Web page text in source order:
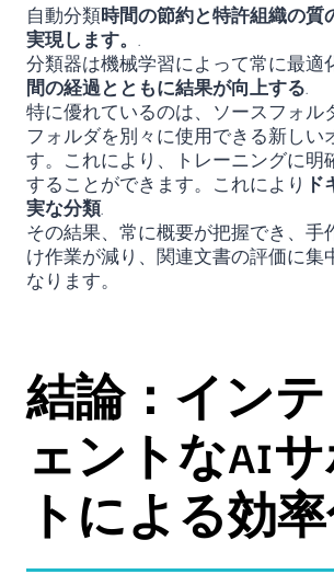
自動分類時間の節約と特許組織の質
実現します。 .
分類器は機械学習によって常に最適
間の経過とともに結果が向上する.
特に優れているのは、ソースフォル
フォルダを別々に使用できる新しい
す。これにより、トレーニングに明
することができます。これにより
実な分類.
その結果、常に概要が把握でき、手
け作業が減り、関連文書の評価に集
なります。
結論：イン
ェントなAI
トによる効率